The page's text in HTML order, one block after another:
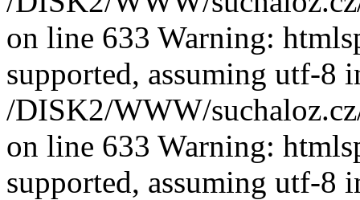
on line 633 Warning:
supported, assuming utf-8
/DISK2/WWW/
on line 633 Warning:
supported, assuming utf-8